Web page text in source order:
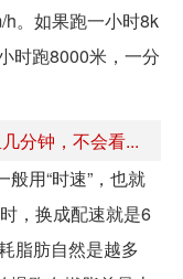
。如果跑一小时8k
时跑8000米，一分
分钟，不会看...
用“时速”，也就
，换成配速就是6
脂肪自然是越多